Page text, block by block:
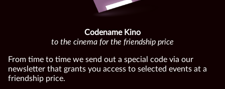
Codename Kino
to the cinema for the friendship price
From time to time we send out a special code via our
newsletter that grants you access to selected events at a
friendship price.